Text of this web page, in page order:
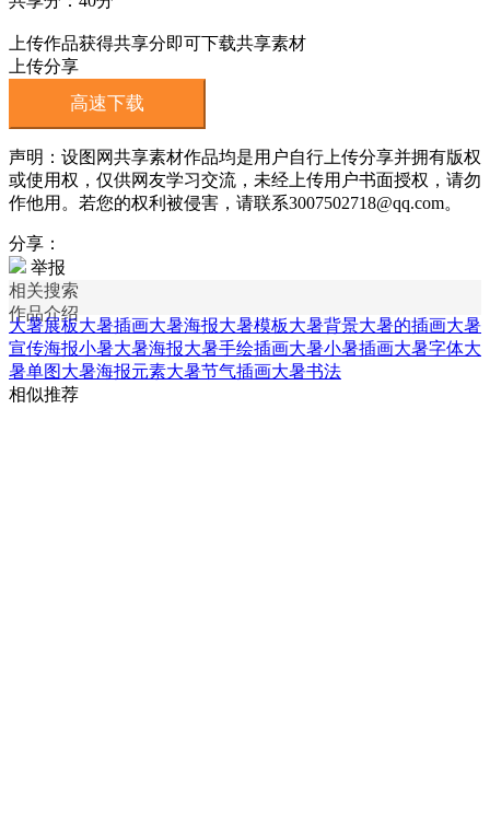
上传作品获得共享分即可下载共享素材
上传分享
高速下载
声明：设图网共享素材作品均是用户自行上传分享并拥有版权
或使用权，仅供网友学习交流，未经上传用户书面授权，请勿
作他用。若您的权利被侵害，请联系3007502718@qq.com。
分享：
举报
相关搜索
作品介绍
大暑展板大暑插画大暑海报大暑模板大暑背景大暑的插画大暑
宣传海报小暑大暑海报大暑手绘插画大暑小暑插画大暑字体大
暑单图大暑海报元素大暑节气插画大暑书法
相似推荐